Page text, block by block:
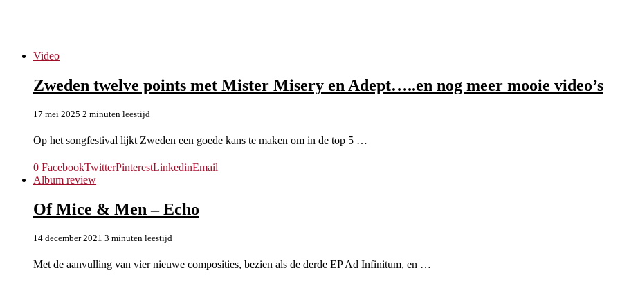
Video
Zweden twelve points met Mister Misery en Adept…..en nog meer mooie video’s
17 mei 2025 2 minuten leestijd
Op het songfestival lijkt Zweden een goede kans te maken om in de top 5 …
0 FacebookTwitterPinterestLinkedinEmail
Album review
Of Mice & Men – Echo
14 december 2021 3 minuten leestijd
Met de aanvulling van vier nieuwe composities, bezien als de derde EP Ad Infinitum, en …